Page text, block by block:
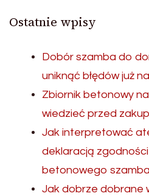
Ostatnie wpisy
Dobór szamba do
uniknąć błędów już
Zbiornik betonowy
wiedzieć przed
Jak interpretować
deklaracją
betonowego
Jak dobrze dobrane